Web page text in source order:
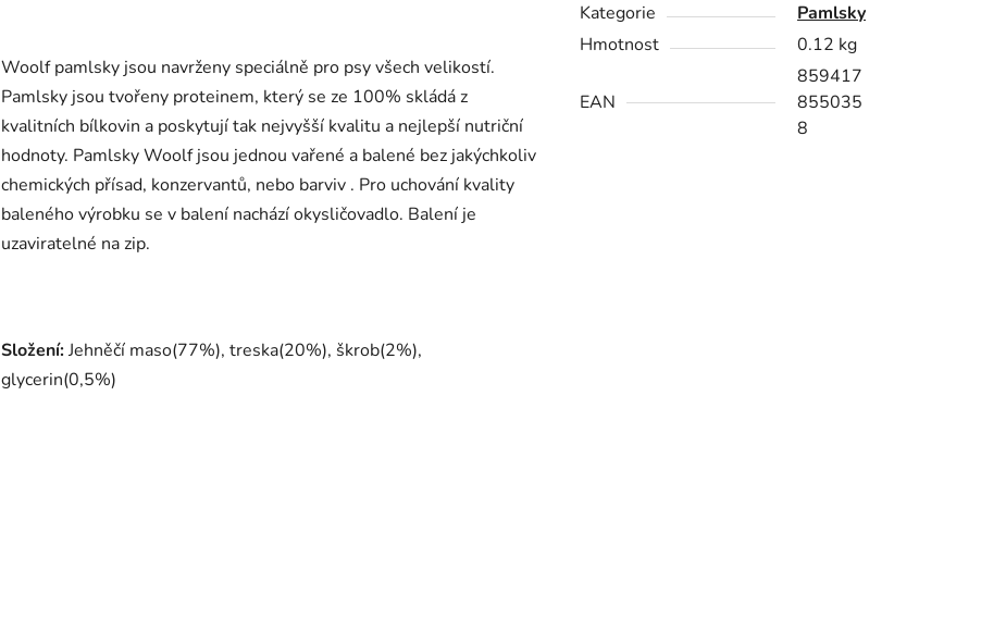
Woolf pamlsky jsou navrženy speciálně pro psy všech velikostí.
Pamlsky jsou tvořeny proteinem, který se ze 100% skládá z
kvalitních bílkovin a poskytují tak nejvyšší kvalitu a nejlepší nutriční
hodnoty. Pamlsky Woolf jsou jednou vařené a balené bez jakýchkoliv
chemických přísad, konzervantů, nebo barviv . Pro uchování kvality
baleného výrobku se v balení nachází okysličovadlo. Balení je
uzaviratelné na zip.
Složení:Jehněčí maso(77%), treska(20%), škrob(2%),
glycerin(0,5%)
Kategorie
Pamlsky
Hmotnost
0.12 kg
EAN
859417
855035
8